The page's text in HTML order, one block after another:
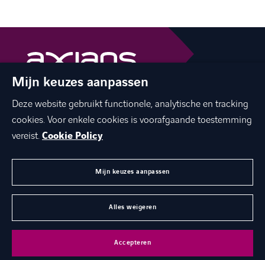
The best of ICT with a human touch
linkedinyoutubefacebook
twitterinstagram
©Axians 2026
Disclaimer
Toegankelijkheid
Mijn keuzes aanpassen
Deze website gebruikt functionele, analytische en tracking
cookies. Voor enkele cookies is voorafgaande toestemming
vereist.Cookie Policy
Mijn keuzes aanpassen
Alles weigeren
Accepteren